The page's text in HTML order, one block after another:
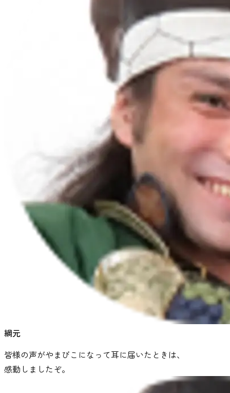
仙臺写真館フォトギャラリー
仙台旅先体験コレクション Facebook
仙台旅先体験コレクション Instagaram
綱元
皆様の声がやまびこになって耳に届いたときは、
感動しましたぞ。